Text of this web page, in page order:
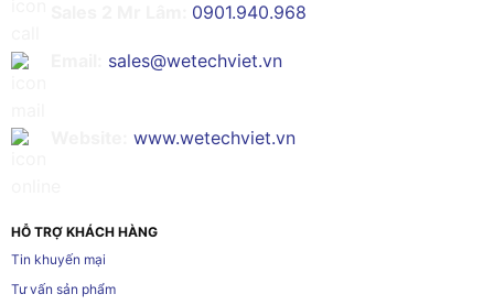
0901.940.968
sales@wetechviet.vn
www.wetechviet.vn
HỖ TRỢ KHÁCH HÀNG
Tin khuyến mại
Tư vấn sản phẩm